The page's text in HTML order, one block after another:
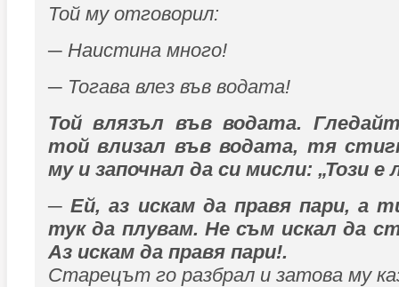
Той му отговорил:
─ Наистина много!
─ Тогава влез във водата!
Той влязъл във водата.
той влизал във водата, тя
му и започнал да си мисли: „Този е
─ Ей, аз искам да правя пари, а
тук да плувам. Не съм искал да
Аз искам да правя пари!.
Старецът го разбрал и затова му